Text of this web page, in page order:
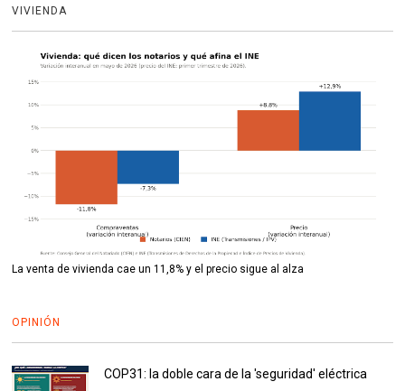
VIVIENDA
La venta de vivienda cae un 11,8% y el precio sigue al alza
OPINIÓN
COP31: la doble cara de la 'seguridad' eléctrica